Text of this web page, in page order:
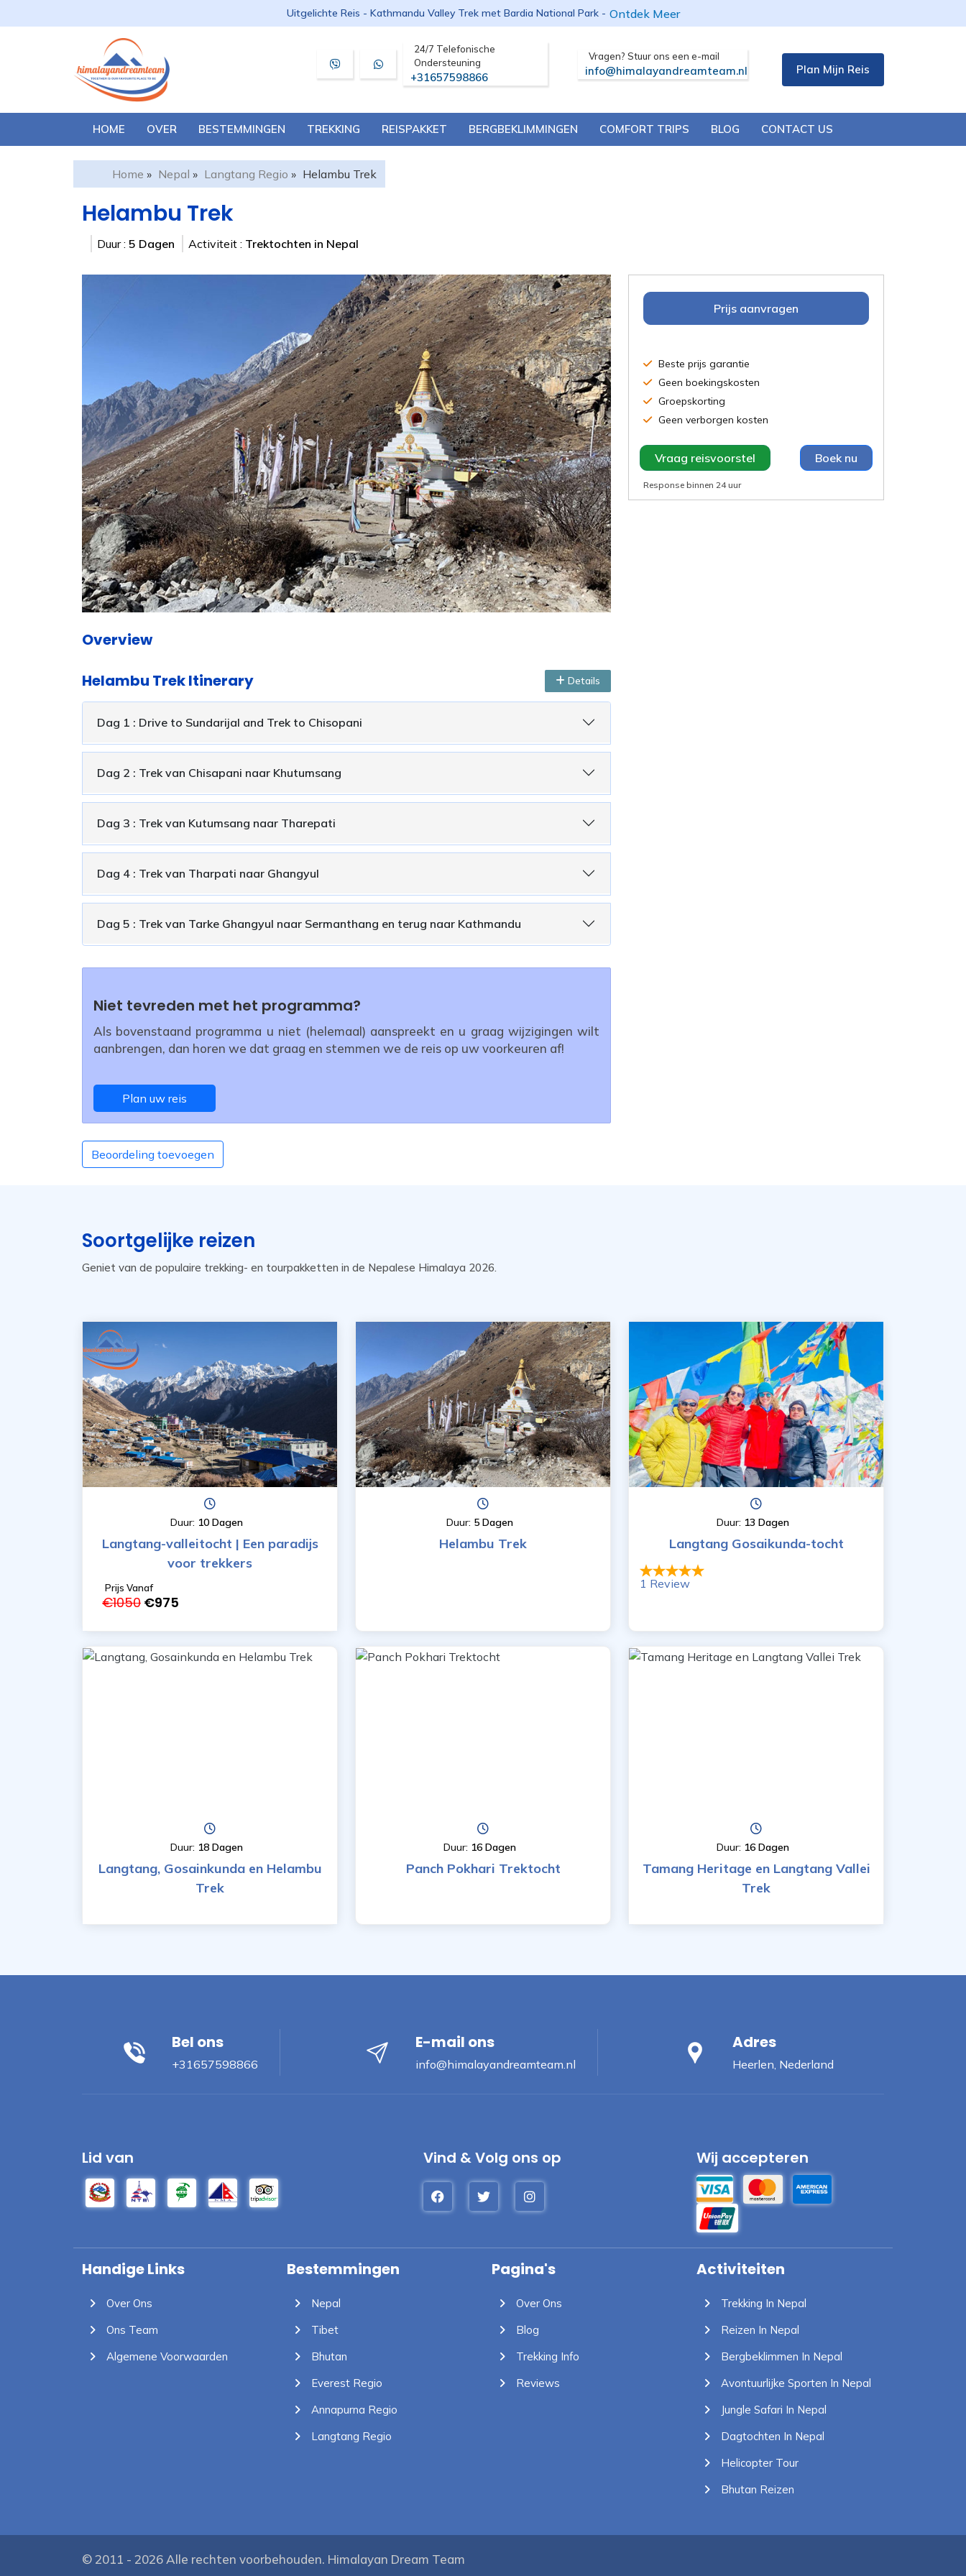
Uitgelichte Reis - Kathmandu Valley Trek met Bardia National Park - Ontdek Meer
24/7 Telefonische
Ondersteuning
+31657598866
Vragen? Stuur ons een e-mail
info@himalayandreamteam.nl Plan Mijn Reis
HOME OVER BESTEMMINGEN TREKKING REISPAKKET BERGBEKLIMMINGEN COMFORT TRIPS BLOG CONTACT US
Home » Nepal » Langtang Regio » Helambu Trek
Helambu Trek
Duur : 5 Dagen Activiteit : Trektochten in Nepal
Overview
Helambu Trek Itinerary Details
Dag 1 : Drive to Sundarijal and Trek to Chisopani
Dag 2 : Trek van Chisapani naar Khutumsang
Dag 3 : Trek van Kutumsang naar Tharepati
Dag 4 : Trek van Tharpati naar Ghangyul
Dag 5 : Trek van Tarke Ghangyul naar Sermanthang en terug naar Kathmandu
Niet tevreden met het programma?
Als bovenstaand programma u niet (helemaal) aanspreekt en u graag wijzigingen wilt
aanbrengen, dan horen we dat graag en stemmen we de reis op uw voorkeuren af!
Plan uw reis
Beoordeling toevoegen
Prijs aanvragen
Beste prijs garantie
Geen boekingskosten
Groepskorting
Geen verborgen kosten
Vraag reisvoorstel Boek nu
Response binnen 24 uur
Soortgelijke reizen
Geniet van de populaire trekking- en tourpakketten in de Nepalese Himalaya 2026.
Duur: 10 Dagen
Langtang-valleitocht | Een paradijs
voor trekkers
Prijs Vanaf
€1050 €975
Duur: 5 Dagen
Helambu Trek
Duur: 13 Dagen
Langtang Gosaikunda-tocht
1 Review
Duur: 18 Dagen
Langtang, Gosainkunda en Helambu
Trek
Duur: 16 Dagen
Panch Pokhari Trektocht
Duur: 16 Dagen
Tamang Heritage en Langtang Vallei
Trek
Bel ons
+31657598866
E-mail ons
info@himalayandreamteam.nl
Adres
Heerlen, Nederland
Lid van Vind & Volg ons op Wij accepteren
Handige Links
Over Ons
Ons Team
Algemene Voorwaarden
Bestemmingen
Nepal
Tibet
Bhutan
Everest Regio
Annapurna Regio
Langtang Regio
Pagina's
Over Ons
Blog
Trekking Info
Reviews
Activiteiten
Trekking In Nepal
Reizen In Nepal
Bergbeklimmen In Nepal
Avontuurlijke Sporten In Nepal
Jungle Safari In Nepal
Dagtochten In Nepal
Helicopter Tour
Bhutan Reizen
© 2011 - 2026 Alle rechten voorbehouden. Himalayan Dream Team